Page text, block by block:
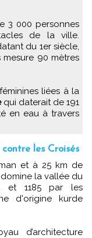
3 000 personnes
de la ville.
du 1er siècle,
90 mètres
liées à la
qui daterait de 191
en eau à travers
les Croisés
la vallée du
et 1185 par les
d'origine kurde
d’architecture